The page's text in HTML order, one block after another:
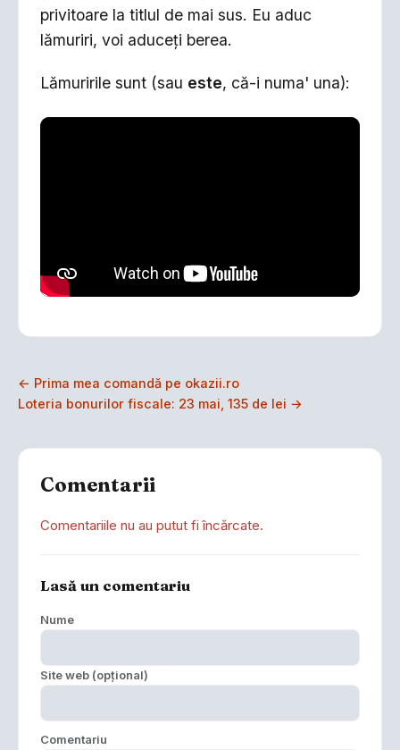
privitoare la titlul de mai sus. Eu aduc
lămuriri, voi aduceţi berea.
Lămuririle sunt (sau este, că-i numa' una):
← Prima mea comandă pe okazii.ro
Loteria bonurilor fiscale: 23 mai, 135 de lei →
Comentarii
Comentariile nu au putut fi încărcate.
Lasă un comentariu
Nume
Site web (opțional)
Comentariu